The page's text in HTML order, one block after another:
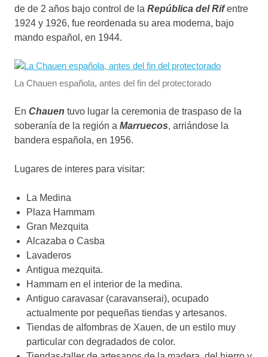
de de 2 años bajo control de la República del Rifentre
1924 y 1926, fue reordenada su area moderna, bajo
mando español, en 1944.
La Chauen española, antes del fin del protectorado
En Chauen tuvo lugar la ceremonia de traspaso de la
soberanía de la región a Marruecos, arriándose la
bandera española, en 1956.
Lugares de interes para visitar:
La Medina
Plaza Hammam
Gran Mezquita
Alcazaba o Casba
Lavaderos
Antigua mezquita.
Hammam en el interior de la medina.
Antiguo caravasar (caravanserai), ocupado
actualmente por pequeñas tiendas y artesanos.
Tiendas de alfombras de Xauen, de un estilo muy
particular con degradados de color.